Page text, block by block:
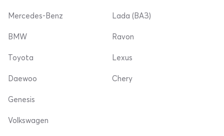
Mercedes-Benz Lada (ВАЗ)
BMW
Toyota
Daewoo
Ravon
Lexus
Chery
Genesis
Volkswagen